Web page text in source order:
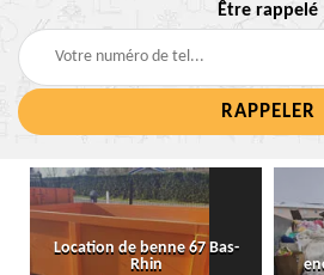
Être rappelé
Location de benne 67 Bas-
Rhin